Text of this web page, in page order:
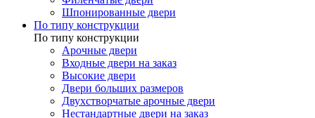
Шпонированные двери
По типу конструкции
По типу конструкции
Арочные двери
Входные двери на заказ
Высокие двери
Двери больших размеров
Двухстворчатые арочные двери
Нестандартные двери на заказ